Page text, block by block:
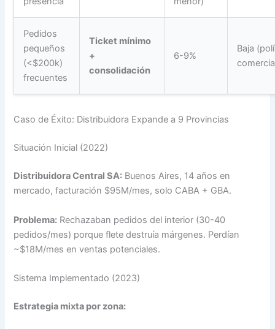
Pedidos
pequeños
(<$200k)
frecuentes
Ticket mínimo
+
consolidación
6-9%
Baja
Caso de Éxito: Distribuidora Expande a 9 Provincias
Situación Inicial (2022)
Distribuidora Central SA: Buenos Aires, 14 años en
mercado, facturación $95M/mes, solo CABA + GBA.
Problema: Rechazaban pedidos del interior (30-40
pedidos/mes) porque flete destruía márgenes. Perdían
~$18M/mes en ventas potenciales.
Sistema Implementado (2023)
Estrategia mixta por zona: